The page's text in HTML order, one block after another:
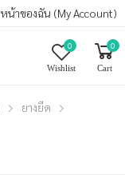
หน้าของฉัน (My Account)
0
Wishlist
0
Cart
ยางยืด